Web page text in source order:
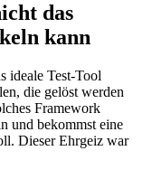
das
kann
ideale Test-Tool
die gelöst werden
Framework
und bekommst eine
Dieser Ehrgeiz war